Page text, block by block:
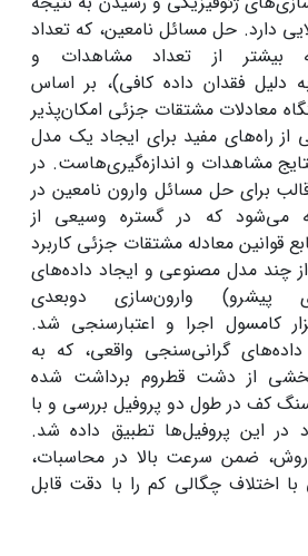
دارد. حل مسائل نامعین، که تعداد
بیشتر از تعداد مشاهدات و
دلیل فقدان داده کافی)، بر اساس
معادلات مشتقات جزئی امکان‌پذیر
راه‌های مفید برای ایجاد یک مدل
مشاهدات و اندازه‌گیری‌هاست. در
برای حل مسائل وارون نامعین در
می‌شود که در گستره وسیعی از
قوانین معادله مشتقات جزئی کاربرد
از چند مدل مصنوعی و ایجاد داده‌های
پیشرو) وارون‌سازی دوبعدی
کامسول اجرا و اعتبارسنجی شد.
گرانی‌سنجی واقعی، که به
از دشت قطروم برداشت شده
کف در طول دو پروفیل بررسی و با
در این پروفیل‌ها تطبیق داده شد.
روش، ضمن سرعت بالا در محاسبات،
اختلاف چگالی کم را با دقت قابل